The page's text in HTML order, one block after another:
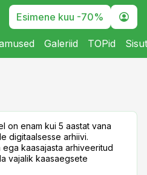
Esimene kuu -70%
Galeriid TOPid
on enam kui 5 aastat vana
digitaalsesse arhiivi.
kaasajasta arhiveeritud
vajalik kaasaegsete